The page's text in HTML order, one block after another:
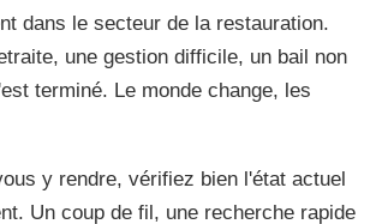
dans le secteur de la restauration.
une gestion difficile, un bail non
terminé. Le monde change, les
y rendre, vérifiez bien l'état actuel
Un coup de fil, une recherche rapide